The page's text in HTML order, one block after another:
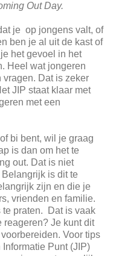
Out Day.
je op jongens valt, of
ben je al uit de kast of
het gevoel in het
Heel wat jongeren
Dat is zeker
JIP staat klaar met
met een
bi bent, wil je graag
is dan om het te
out. Dat is niet
is dit te
zijn en die je
vrienden en familie.
te praten. Dat is vaak
reageren? Je kunt dit
Voor tips
Punt (JIP)